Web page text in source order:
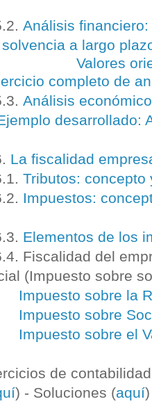
Análisis
a largo
Valores
completo de
Análisis económico
desarrollado:
La fiscalidad
Tributos: concepto
Impuestos:
Elementos de los
Fiscalidad del
(Impuesto sobre
Impuesto sobre la
Impuesto sobre
Impuesto sobre el
de
) - Soluciones (aquí)